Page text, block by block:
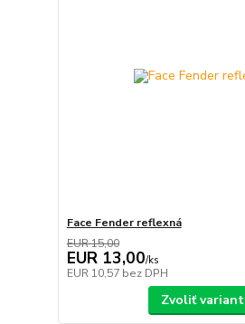
Face Fender reflexná
EUR 15,00
EUR 13,00/ks
EUR 10,57 bez DPH
Zvoliť variant